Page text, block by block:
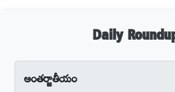
Daily
అంతర్జాతీయం